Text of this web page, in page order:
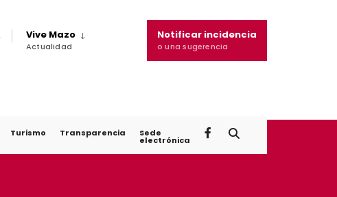
Vive Mazo
Actualidad
Notificar incidencia
o una sugerencia
Turismo Transparencia Sede
electrónica